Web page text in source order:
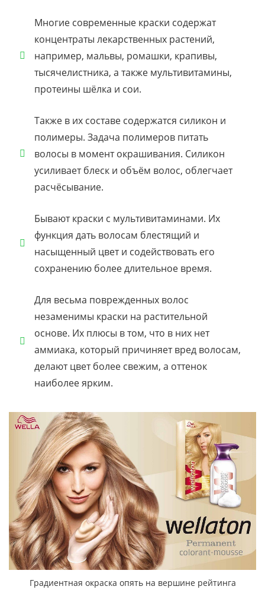
Многие современные краски содержат
концентраты лекарственных растений,
например, мальвы, ромашки, крапивы,
тысячелистника, а также мультивитамины,
протеины шёлка и сои.
Также в их составе содержатся силикон и
полимеры. Задача полимеров питать
волосы в момент окрашивания. Силикон
усиливает блеск и объём волос, облегчает
расчёсывание.
Бывают краски с мультивитаминами. Их
функция дать волосам блестящий и
насыщенный цвет и содействовать его
сохранению более длительное время.
Для весьма поврежденных волос
незаменимы краски на растительной
основе. Их плюсы в том, что в них нет
аммиака, который причиняет вред волосам,
делают цвет более свежим, а оттенок
наиболее ярким.
Градиентная окраска опять на вершине рейтинга